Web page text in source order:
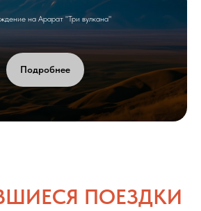
на Арарат "Три вулкана"
Подробнее
ПОЕЗДКИ